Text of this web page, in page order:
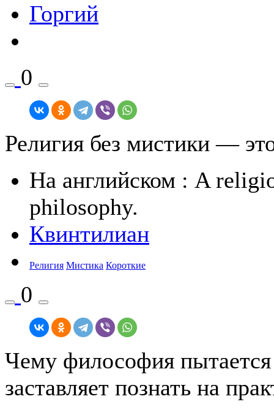
Горгий
0
Религия без мистики —
На английском : A
philosophy.
Квинтилиан
Религия Мистика Короткие
0
Чему философия
заставляет познать на